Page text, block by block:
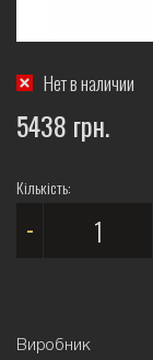
Нет в наличии
5438 грн.
Кількість:
-
Виробник